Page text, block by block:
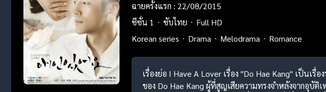
ฉายครั้งแรก : 22/08/2015
ซีซั่น 1
ซับไทย
Full HD
Korean series
Drama Melodrama Romance
เรื่องย่อ I Have A Lover เรื่อง "Do Hae Kang" เป็นเ
ของ Do Hae Kang ผู้ที่สูญเสียความทรงจำหลังจากอุบั